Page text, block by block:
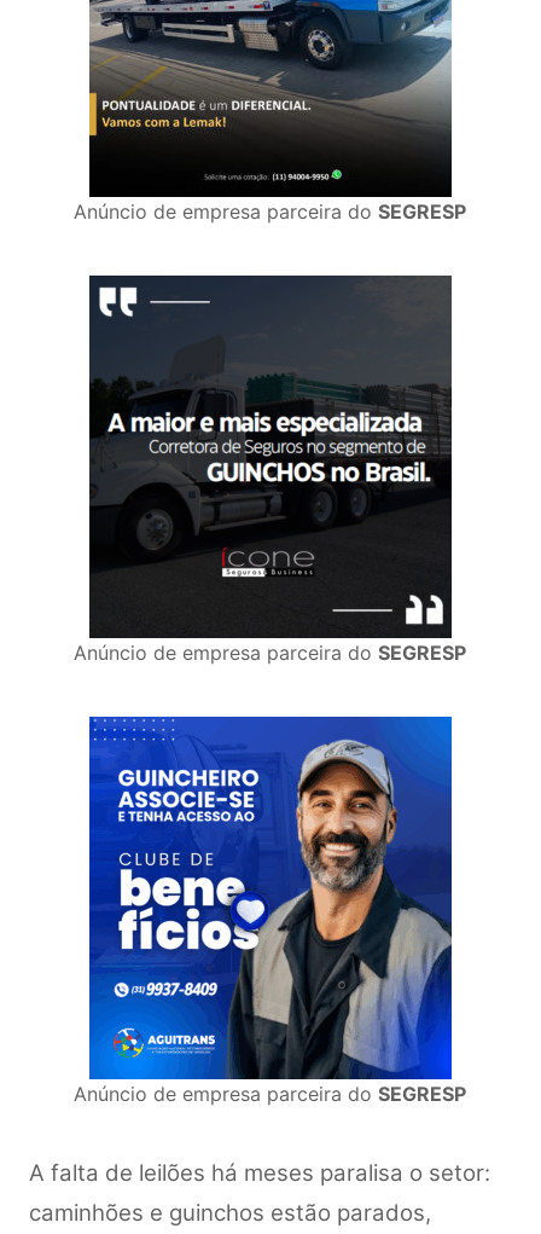
Anúncio de empresa parceira doSEGRESP
Anúncio de empresa parceira doSEGRESP
Anúncio de empresa parceira doSEGRESP
A falta de leilões há meses paralisa o setor:
caminhões e guinchos estão parados,